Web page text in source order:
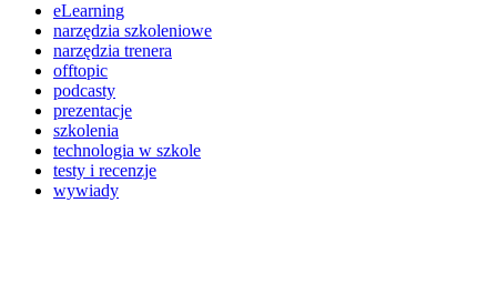
eLearning
narzędzia szkoleniowe
narzędzia trenera
offtopic
podcasty
prezentacje
szkolenia
technologia w szkole
testy i recenzje
wywiady